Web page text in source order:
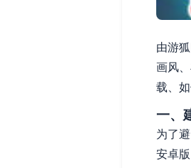
由游
画风
载、
一、
为了
安卓